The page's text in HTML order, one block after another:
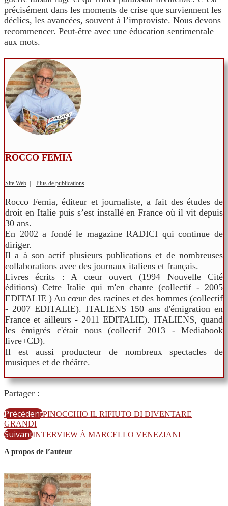
précisément dans les moments de crise que surviennent les
déclics, les avancées, souvent à l’improviste. Nous devons
recommencer. Peut-être avec une éducation sentimentale
aux mots.
ROCCO FEMIA
Site Web Plus de publications
Rocco Femia, éditeur et journaliste, a fait des études de
droit en Italie puis s’est installé en France où il vit depuis
30 ans.
En 2002 a fondé le magazine RADICI qui continue de
diriger.
Il a à son actif plusieurs publications et de nombreuses
collaborations avec des journaux italiens et français.
Livres écrits : A cœur ouvert (1994 Nouvelle Cité
éditions) Cette Italie qui m'en chante (collectif - 2005
EDITALIE ) Au cœur des racines et des hommes (collectif
- 2007 EDITALIE). ITALIENS 150 ans d'émigration en
France et ailleurs - 2011 EDITALIE). ITALIENS, quand
les émigrés c'était nous (collectif 2013 - Mediabook
livre+CD).
Il est aussi producteur de nombreux spectacles de
musiques et de théâtre.
Partager :
PrécédentPINOCCHIO IL RIFIUTO DI DIVENTARE
GRANDI
SuivantINTERVIEW À MARCELLO VENEZIANI
A propos de l’auteur